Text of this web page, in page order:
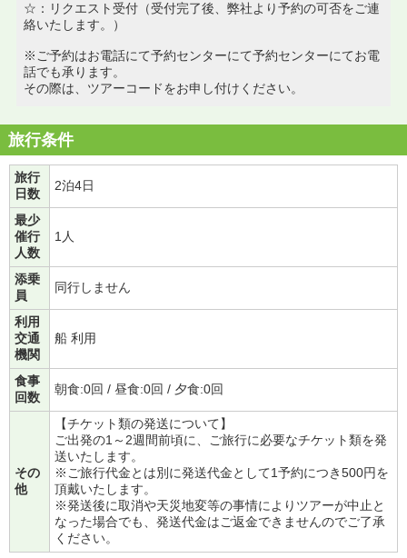
☆：リクエスト受付（受付完了後、弊社より予約の可否をご連
絡いたします。）
※ご予約はお電話にて予約センターにて予約センターにてお電
話でも承ります。
その際は、ツアーコードをお申し付けください。
旅行条件
旅行
日数
2泊4日
最少
催行
人数
1人
添乗
員
同行しません
利用
交通
機関
船 利用
食事
回数
朝食:0回 / 昼食:0回 / 夕食:0回
その
他
【チケット類の発送について】
ご出発の1～2週間前頃に、ご旅行に必要なチケット類を発
送いたします。
※ご旅行代金とは別に発送代金として1予約につき500円を
頂戴いたします。
※発送後に取消や天災地変等の事情によりツアーが中止と
なった場合でも、発送代金はご返金できませんのでご了承
ください。